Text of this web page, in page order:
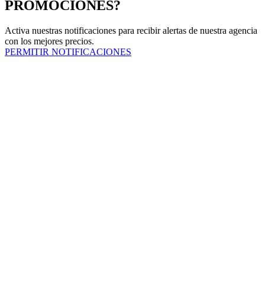
PROMOCIONES?
Activa nuestras notificaciones para recibir alertas de nuestra agencia
con los mejores precios.
PERMITIR NOTIFICACIONES